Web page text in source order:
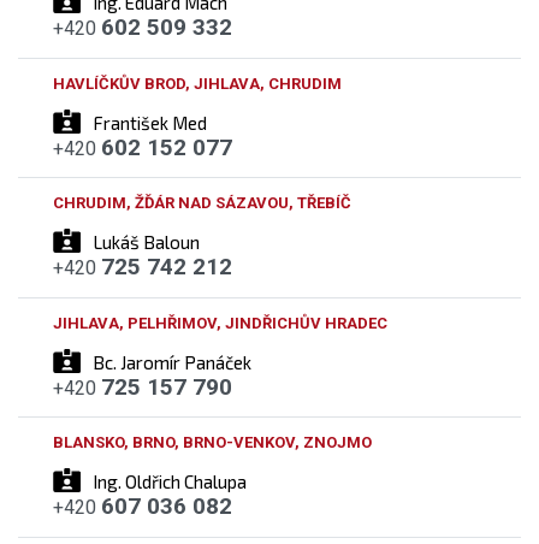
+420 602 509 332
František Med
HAVLÍČKŮV BROD, JIHLAVA, CHRUDIM
+420 602 152 077
Lukáš Baloun
CHRUDIM, ŽĎÁR NAD SÁZAVOU, TŘEBÍČ
+420 725 742 212
Bc. Jaromír Panáček
JIHLAVA, PELHŘIMOV, JINDŘICHŮV HRADEC
+420 725 157 790
Ing. Oldřich Chalupa
BLANSKO, BRNO, BRNO-VENKOV, ZNOJMO
+420 607 036 082